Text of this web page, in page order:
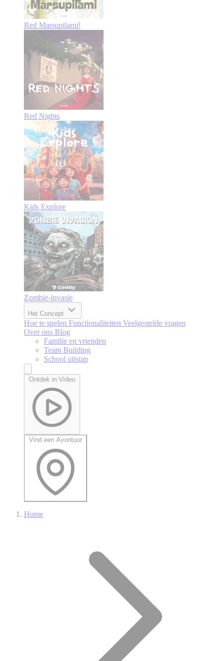
Red Marsupilami!
Red Nights
Kids Explore
Zombie-invasie
Het Concept
Hoe te spelen Functionaliteiten Veelgestelde vragen
Over ons Blog
Familie en vrienden
Team Building
School uitstap
Ontdek in Video
Vind een Avontuur
Home